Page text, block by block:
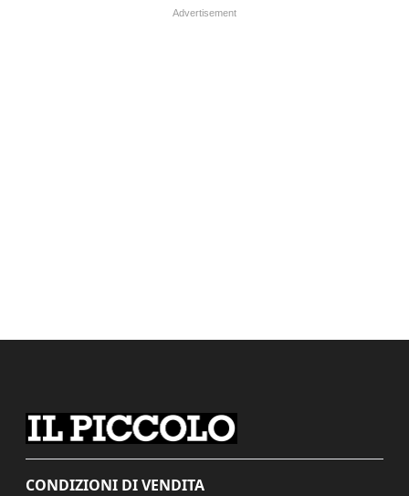
CONDIZIONI DI VENDITA